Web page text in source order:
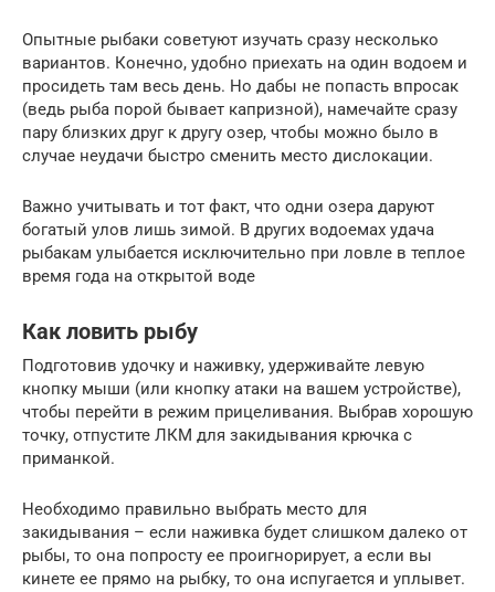
Опытные рыбаки советуют изучать сразу несколько
вариантов. Конечно, удобно приехать на один водоем и
просидеть там весь день. Но дабы не попасть впросак
(ведь рыба порой бывает капризной), намечайте сразу
пару близких друг к другу озер, чтобы можно было в
случае неудачи быстро сменить место дислокации.
Важно учитывать и тот факт, что одни озера даруют
богатый улов лишь зимой. В других водоемах удача
рыбакам улыбается исключительно при ловле в теплое
время года на открытой воде
Как ловить рыбу
Подготовив удочку и наживку, удерживайте левую
кнопку мыши (или кнопку атаки на вашем устройстве),
чтобы перейти в режим прицеливания. Выбрав хорошую
точку, отпустите ЛКМ для закидывания крючка с
приманкой.
Необходимо правильно выбрать место для
закидывания – если наживка будет слишком далеко от
рыбы, то она попросту ее проигнорирует, а если вы
кинете ее прямо на рыбку, то она испугается и уплывет.